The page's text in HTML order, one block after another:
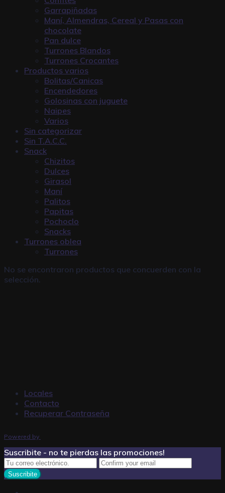
Garrapiñadas
Maní, Almendras, Cereal y Pasas con
chocolate
Pan dulce
Turrones Blandos
Turrones Crocantes
Productos varios
Bolitas/Canicas
Encendedores
Golosinas con juguete
Naipes
Varios
Sin categorizar
Sin T.A.C.C.
Snack
Chizitos
Dulces
Girasol
Maní
Palitos
Papitas
Pochoclo
Snacks
Turrones oblea
Turrones
No se encontraron productos que concuerden con la
selección.
Locales
Contacto
Recuperar Contraseña
Powered by
Suscribite - no te pierdas las promociones!